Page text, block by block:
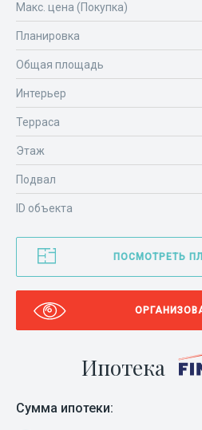
Макс. цена (Покупка)
Планировка
Общая площадь
Интерьер
Терраса
Этаж
Подвал
ID объекта
ПОСМОТРЕТЬ
Ипотека
Сумма ипотеки: